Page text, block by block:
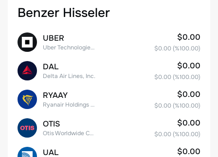
Benzer Hisseler
UBER
Uber Technologies, Inc.
$0.00
$0.00 (%100.00)
DAL
Delta Air Lines, Inc.
$0.00
$0.00 (%100.00)
RYAAY
Ryanair Holdings plc American Depositary Shares
$0.00
$0.00 (%100.00)
OTIS
Otis Worldwide Corporation
$0.00
$0.00 (%100.00)
UAL $0.00